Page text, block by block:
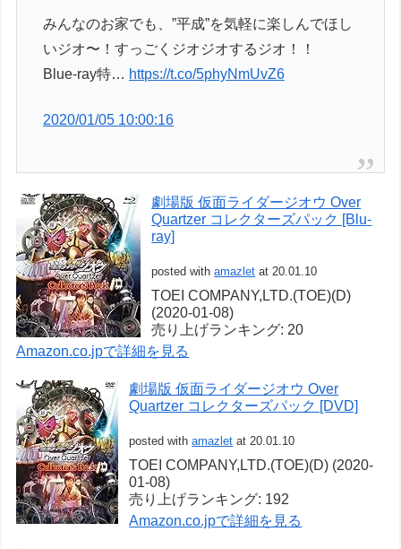
みんなのお家でも、”平成”を気軽に楽しんでほし
いジオ〜！すっごくジオジオするジオ！！
Blue-ray特… https://t.co/5phyNmUvZ6
2020/01/05 10:00:16
劇場版 仮面ライダージオウ Over
Quartzer コレクターズパック [Blu-
ray]
posted withamazlet at 20.01.10
TOEI COMPANY,LTD.(TOE)(D)
(2020-01-08)
売り上げランキング: 20
Amazon.co.jpで詳細を見る
劇場版 仮面ライダージオウ Over
Quartzer コレクターズパック [DVD]
posted withamazlet at 20.01.10
TOEI COMPANY,LTD.(TOE)(D) (2020-
01-08)
売り上げランキング: 192
Amazon.co.jpで詳細を見る